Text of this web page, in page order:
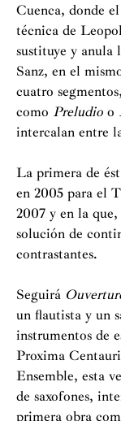
Desde 2013 es
Internacional del
Claudio Abbado,
Barenboim de la
infantil”, y en
del Foro
(1999-2009).
Internacional de
COMA (1999-
Cultura de la
Miembro del
Ministerio de
durante catorce
(Sociedad de
España). Es
Woman’s
Forum, patrona
Cuenca, donde
técnica de
sustituye y anula
Sanz, en el
cuatro
como Preludio o
intercalan entre
La primera de
en 2005 para el
2007 y en la que,
solución de
contrastantes.
Seguirá
un flautista y un
instrumentos de
Proxima
Ensemble, esta
de saxofones,
primera obra